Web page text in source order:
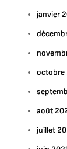
janvier
octobre
août
juillet